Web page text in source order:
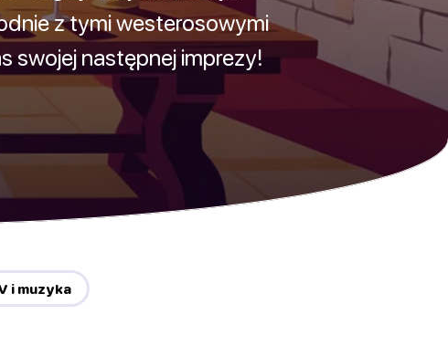
z tymi westerosowymi
swojej następnej imprezy!
i muzyka